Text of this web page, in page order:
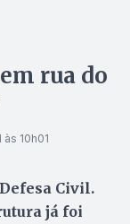
rua do
10h01
Civil.
já foi